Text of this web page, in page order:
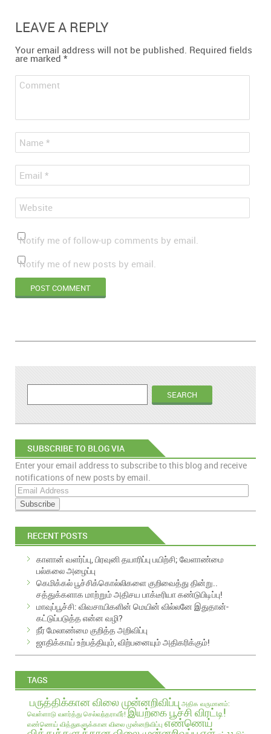
LEAVE A REPLY
Your email address will not be published. Required fields
are marked *
Comment
Name *
Email *
Website
Notify me of follow-up comments by email.
Notify me of new posts by email.
SUBSCRIBE TO BLOG VIA
EMAIL
Enter your email address to subscribe to this blog and receive
notifications of new posts by email.
E
m
a
i
A
RECENT POSTS
காளான் வளர்ப்பு, பிரவுனி தயாரிப்பு பயிற்சி; வேளாண்மை
பல்கலை அழைப்பு
கெமிக்கல் பூச்சிக்கொல்லிகளை குறிவைத்து தின்று..
சத்துக்களாக மாற்றும் அதிசய பாக்டீரியா கண்டுபிடிப்பு!
மாவுப்பூச்சி: விவசாயிகளின் மெயின் வில்லனே இதுதான்-
கட்டுப்படுத்த என்ன வழி?
நீர் மேலாண்மை குறித்த அறிவிப்பு
ஜாதிக்காய் உற்பத்தியும், விற்பனையும் அதிகரிக்கும்!
TAGS
பருத்திக்கான விலை முன்னறிவிப்பு அதிக வருமானம்:
வெள்ளாடு வளர்த்து செல்வந்தராவீர்! இயற்கை பூச்சி விரட்டி!
எண்ணெய் வித்துகளுக்கான விலை முன்னறிவிப்பு எண்ணெய்